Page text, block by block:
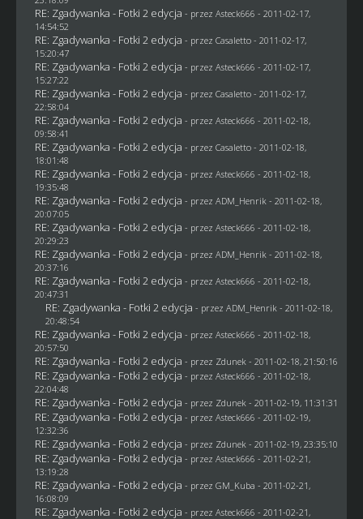
RE: Zgadywanka - Fotki 2 edycja - przez Asteck666 - 2011-02-17,
14:54:52
RE: Zgadywanka - Fotki 2 edycja - przez Casaletto- 2011-02-17,
15:20:47
RE: Zgadywanka - Fotki 2 edycja - przez Asteck666 - 2011-02-17,
15:27:22
RE: Zgadywanka - Fotki 2 edycja - przez Casaletto- 2011-02-17,
22:58:04
RE: Zgadywanka - Fotki 2 edycja - przez Asteck666 - 2011-02-18,
09:58:41
RE: Zgadywanka - Fotki 2 edycja - przez Casaletto- 2011-02-18,
18:01:48
RE: Zgadywanka - Fotki 2 edycja - przez Asteck666 - 2011-02-18,
19:35:48
RE: Zgadywanka - Fotki 2 edycja - przez ADM_Henrik - 2011-02-18,
20:07:05
RE: Zgadywanka - Fotki 2 edycja - przez Asteck666 - 2011-02-18,
20:29:23
RE: Zgadywanka - Fotki 2 edycja - przez ADM_Henrik - 2011-02-18,
20:37:16
RE: Zgadywanka - Fotki 2 edycja - przez Asteck666 - 2011-02-18,
20:47:31
RE: Zgadywanka - Fotki 2 edycja - przez ADM_Henrik - 2011-02-18,
20:48:54
RE: Zgadywanka - Fotki 2 edycja - przez Asteck666 - 2011-02-18,
20:57:50
RE: Zgadywanka - Fotki 2 edycja - przez Zdunek - 2011-02-18, 21:50:16
RE: Zgadywanka - Fotki 2 edycja - przez Asteck666 - 2011-02-18,
22:04:48
RE: Zgadywanka - Fotki 2 edycja - przez Zdunek - 2011-02-19, 11:31:31
RE: Zgadywanka - Fotki 2 edycja - przez Asteck666 - 2011-02-19,
12:32:36
RE: Zgadywanka - Fotki 2 edycja - przez Zdunek - 2011-02-19, 23:35:10
RE: Zgadywanka - Fotki 2 edycja - przez Asteck666 - 2011-02-21,
13:19:28
RE: Zgadywanka - Fotki 2 edycja - przez GM_Kuba - 2011-02-21,
16:08:09
RE: Zgadywanka - Fotki 2 edycja - przez Asteck666 - 2011-02-21,